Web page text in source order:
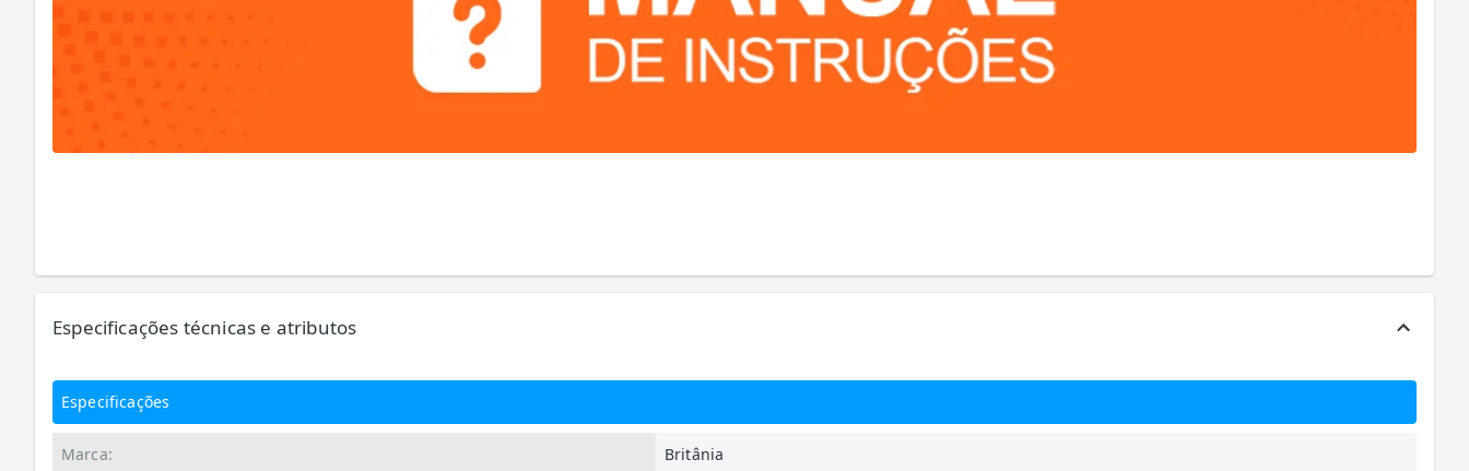
Especificações técnicas e atributos
Especificações
Marca: Britânia